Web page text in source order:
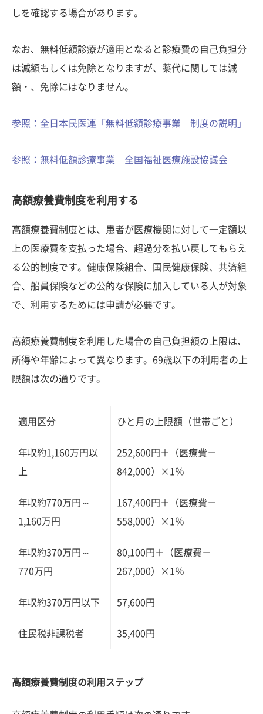
しを確認する場合があります。
なお、無料低額診療が適用となると診療費の自己負担分
は減額もしくは免除となりますが、薬代に関しては減
額・、免除にはなりません。
参照：全日本民医連「無料低額診療事業 制度の説明」
参照：無料低額診療事業 全国福祉医療施設協議会
高額療養費制度を利用する
高額療養費制度とは、患者が医療機関に対して一定額以
上の医療費を支払った場合、超過分を払い戻してもらえ
る公的制度です。健康保険組合、国民健康保険、共済組
合、船員保険などの公的な保険に加入している人が対象
で、利用するためには申請が必要です。
高額療養費制度を利用した場合の自己負担額の上限は、
所得や年齢によって異なります。69歳以下の利用者の上
限額は次の通りです。
適用区分 ひと月の上限額（世帯ごと）
年収約1,160万円以
上
252,600円＋（医療費－
842,000）×1％
年収約770万円～
1,160万円
167,400円＋（医療費－
558,000）×1％
年収約370万円～
770万円
80,100円＋（医療費－
267,000）×1％
年収約370万円以下 57,600円
住民税非課税者 35,400円
高額療養費制度の利用ステップ